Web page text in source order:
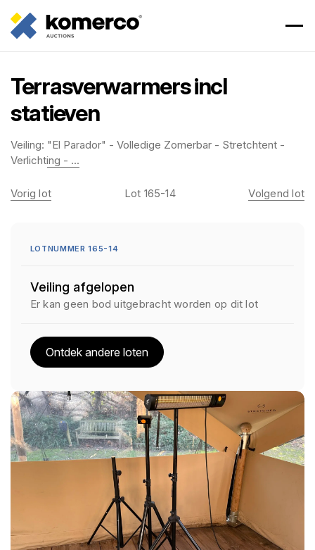
Terrasverwarmers incl
statieven
Veiling: "El Parador" - Volledige Zomerbar - Stretchtent -
Verlichting - ...
Vorig lot Lot 165-14 Volgend lot
LOTNUMMER 165-14
Veiling afgelopen
Er kan geen bod uitgebracht worden op dit lot
Ontdek andere loten